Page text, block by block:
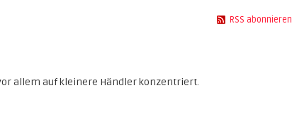
RSS abonnieren
allem auf kleinere Händler konzentriert.